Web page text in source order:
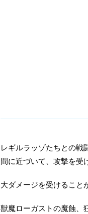
レギルラッゾたちとの戦
間に近づいて、攻撃を受
大ダメージを受けること
獣魔ローガストの魔蝕、